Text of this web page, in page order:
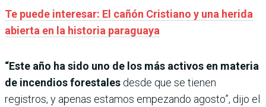
Te puede interesar: El cañón Cristiano y una herida
abierta en la historia paraguaya
“Este año ha sido uno de los más activos en materia
de incendios forestales desde que se tienen
registros, y apenas estamos empezando agosto”, dijo el